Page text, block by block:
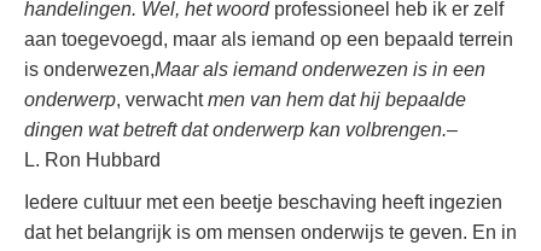
handelingen. Wel, het woord professioneel heb ik er zelf
aan toegevoegd, maar als iemand op een bepaald terrein
is onderwezen,Maar als iemand onderwezen is in een
onderwerp, verwachtmen van hem dat hij bepaalde
dingen wat betreft dat onderwerp kan volbrengen.–
L. Ron Hubbard
Iedere cultuur met een beetje beschaving heeft ingezien
dat het belangrijk is om mensen onderwijs te geven. En in